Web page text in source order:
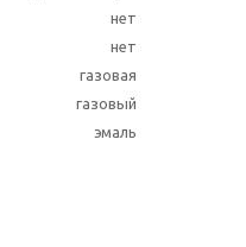
нет
нет
газовая
газовый
эмаль